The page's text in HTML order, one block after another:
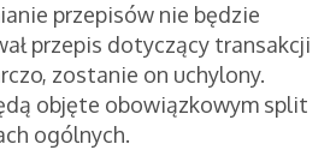
przepisów nie będzie
przepis dotyczący transakcji
zostanie on uchylony.
objęte obowiązkowym split
ogólnych.